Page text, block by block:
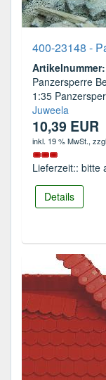
400-23148 -
Panzersperre
1:35
Juweela
10,39 EUR
inkl. 19 % MwSt.,
Lieferzeit:: bitte
Details